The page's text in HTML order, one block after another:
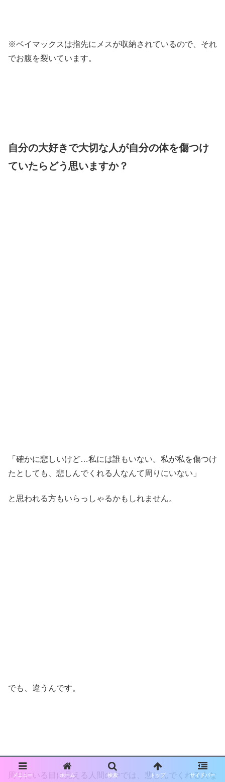
※ベイマックスは指先にメスが収納されているので、それ
でお腹を裂いています。
自分の大好きで大切な人が自分の体を傷つけ
ていたらどう思いますか？
「確かに悲しいけど…私には誰もいない。私が私を傷つけ
たとしても、悲しんでくれる人なんて周りにいない」
と思われる方もいらっしゃるかもしれません。
でも、違うんです。
周りにいる目に見える人間の中では、悲しんでくれる人な
メニュー ホーム 検索 トップ サイドバー